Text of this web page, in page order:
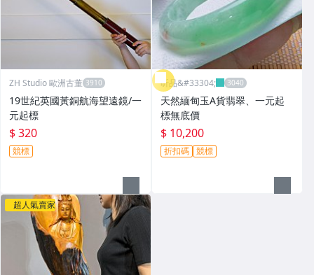
ZH Studio 歐洲古董
19世紀英國黃銅航海望遠鏡/一
元起標
$ 320
競標
昕品&#33304;
天然緬甸玉A貨翡翠、一元起
標無底價
$ 10,200
折扣碼 競標
超人氣賣家